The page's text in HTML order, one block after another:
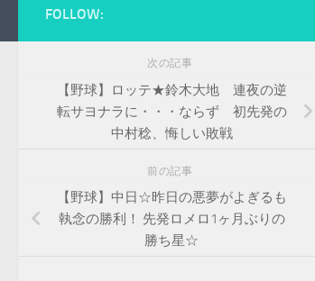
FOLLOW:
次の記事
【野球】ロッテ★鈴木大地 連夜の逆
転サヨナラに・・・ならず 初先発の
中村稔、悔しい敗戦
前の記事
【野球】中日☆昨日の悪夢がよぎるも
執念の勝利！ 先発ロメロ1ヶ月ぶりの
勝ち星☆